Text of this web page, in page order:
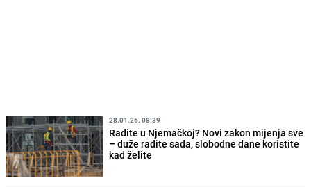
28.01.26. 08:39
Radite u Njemačkoj? Novi zakon mijenja sve
– duže radite sada, slobodne dane koristite
kad želite